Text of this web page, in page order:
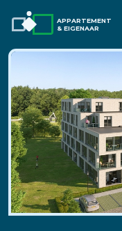
APPARTEMENT
& EIGENAAR